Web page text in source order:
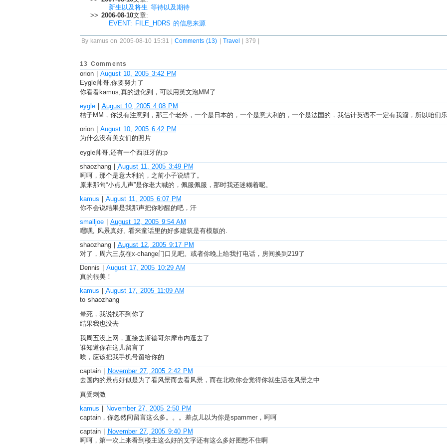
新生以及将生 等待以及期待
>> 2006-08-10文章:
EVENT: FILE_HDRS 的信息来源
By kamus on 2005-08-10 15:31 |Comments (13) | Travel | 379 |
13 Comments
orion | August 10, 2005 3:42 PM
Eygle帅哥,你要努力了
你看看kamus,真的进化到，可以用英文泡MM了
eygle | August 10, 2005 4:08 PM
桔子MM，你没有注意到，那三个老外，一个是日本的，一个是意大利的，一个是法国的，我估计英语不一定有我溜，所以咱们乐
orion | August 10, 2005 6:42 PM
为什么没有美女们的照片
eygle帅哥,还有一个西班牙的:p
shaozhang | August 11, 2005 3:49 PM
呵呵，那个是意大利的，之前小子说错了。
原来那句“小点儿声”是你老大喊的，佩服佩服，那时我还迷糊着呢。
kamus | August 11, 2005 6:07 PM
你不会说结果是我那声把你吵醒的吧，汗
smalljoe | August 12, 2005 9:54 AM
嘿嘿, 风景真好, 看来童话里的好多建筑是有模版的.
shaozhang | August 12, 2005 9:17 PM
对了，周六三点在x-change门口见吧。或者你晚上给我打电话，房间换到219了
Dennis | August 17, 2005 10:29 AM
真的很美！
kamus | August 17, 2005 11:09 AM
to shaozhang
晕死，我说找不到你了
结果我也没去
我周五没上网，直接去斯德哥尔摩市内逛去了
谁知道你在这儿留言了
唉，应该把我手机号留给你的
captain | November 27, 2005 2:42 PM
去国内的景点好似是为了看风景而去看风景，而在北欧你会觉得你就生活在风景之中
真受刺激
kamus | November 27, 2005 2:50 PM
captain，你忽然间留言这么多。。。差点儿以为你是spammer，呵呵
captain | November 27, 2005 9:40 PM
呵呵，第一次上来看到楼主这么好的文字还有这么多好图憋不住啊